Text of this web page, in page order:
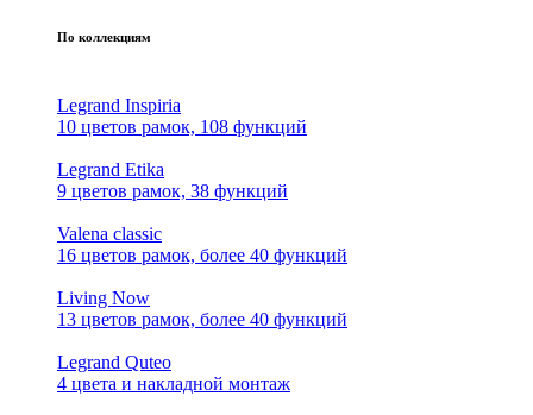
По коллекциям
Legrand Inspiria
10 цветов рамок, 108 функций
Legrand Etika
9 цветов рамок, 38 функций
Valena classic
16 цветов рамок, более 40 функций
Living Now
13 цветов рамок, более 40 функций
Legrand Quteo
4 цвета и накладной монтаж